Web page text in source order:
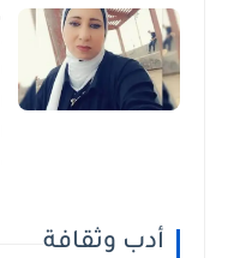
أدب وثقافة